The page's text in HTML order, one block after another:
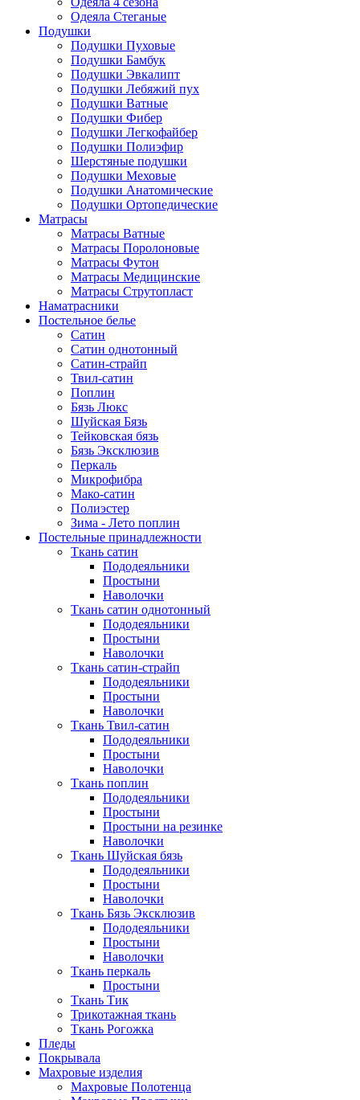
Одеяла Стеганые
Подушки
Подушки Пуховые
Подушки Бамбук
Подушки Эвкалипт
Подушки Лебяжий пух
Подушки Ватные
Подушки Фибер
Подушки Легкофайбер
Подушки Полиэфир
Шерстяные подушки
Подушки Меховые
Подушки Анатомические
Подушки Ортопедические
Матрасы
Матрасы Ватные
Матрасы Поролоновые
Матрасы Футон
Матрасы Медицинские
Матрасы Струтопласт
Наматрасники
Постельное белье
Сатин
Сатин однотонный
Сатин-страйп
Твил-сатин
Поплин
Бязь Люкс
Шуйская Бязь
Тейковская бязь
Бязь Эксклюзив
Перкаль
Микрофибра
Мако-сатин
Полиэстер
Зима - Лето поплин
Постельные принадлежности
Ткань сатин
Пододеяльники
Простыни
Наволочки
Ткань сатин однотонный
Пододеяльники
Простыни
Наволочки
Ткань сатин-страйп
Пододеяльники
Простыни
Наволочки
Ткань Твил-сатин
Пододеяльники
Простыни
Наволочки
Ткань поплин
Пододеяльники
Простыни
Простыни на резинке
Наволочки
Ткань Шуйская бязь
Пододеяльники
Простыни
Наволочки
Ткань Бязь Эксклюзив
Пододеяльники
Простыни
Наволочки
Ткань перкаль
Простыни
Ткань Тик
Трикотажная ткань
Ткань Рогожка
Пледы
Покрывала
Махровые изделия
Махровые Полотенца